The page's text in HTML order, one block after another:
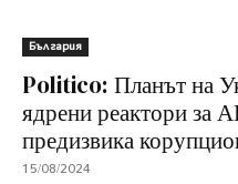
България
Politico: Планът на
ядрени реактори за
предизвика
15/08/2024